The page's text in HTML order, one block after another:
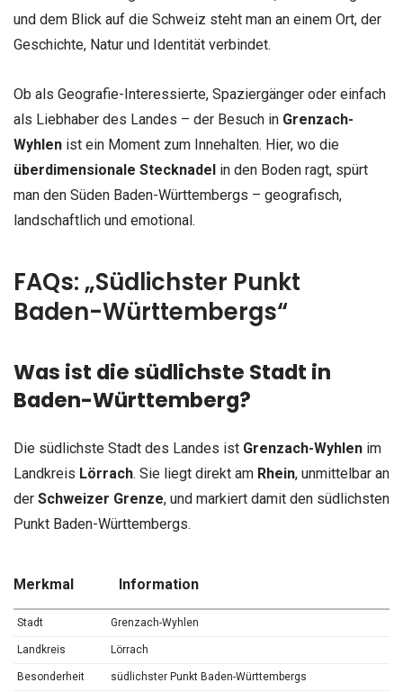
und dem Blick auf die Schweiz steht man an einem Ort, der
Geschichte, Natur und Identität verbindet.
Ob als Geografie-Interessierte, Spaziergänger oder einfach
als Liebhaber des Landes – der Besuch in Grenzach-
Wyhlen ist ein Moment zum Innehalten. Hier, wo die
überdimensionale Stecknadel in den Boden ragt, spürt
man den Süden Baden-Württembergs – geografisch,
landschaftlich und emotional.
FAQs: „Südlichster Punkt
Baden-Württembergs“
Was ist die südlichste Stadt in
Baden-Württemberg?
Die südlichste Stadt des Landes ist Grenzach-Wyhlen im
Landkreis Lörrach. Sie liegt direkt am Rhein, unmittelbar an
der Schweizer Grenze, und markiert damit den südlichsten
Punkt Baden-Württembergs.
Merkmal Information
Stadt Grenzach-Wyhlen
Landkreis Lörrach
Besonderheit südlichster Punkt Baden-Württembergs